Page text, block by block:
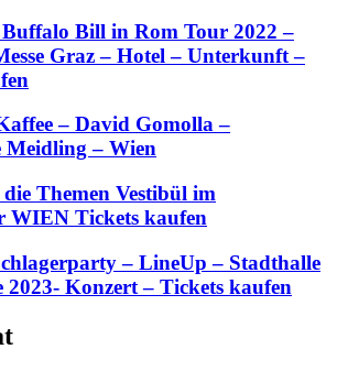
Bill in Rom Tour 2022 –
Graz – Hotel – Unterkunft –
– David Gomolla –
– Wien
Themen Vestibül im
WIEN Tickets kaufen
– LineUp – Stadthalle
2023- Konzert – Tickets kaufen